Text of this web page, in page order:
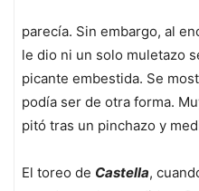
parecía. Sin embargo, al
le dio ni un solo muletazo
picante embestida. Se
podía ser de otra forma.
pitó tras un pinchazo y
El toreo de Castella,